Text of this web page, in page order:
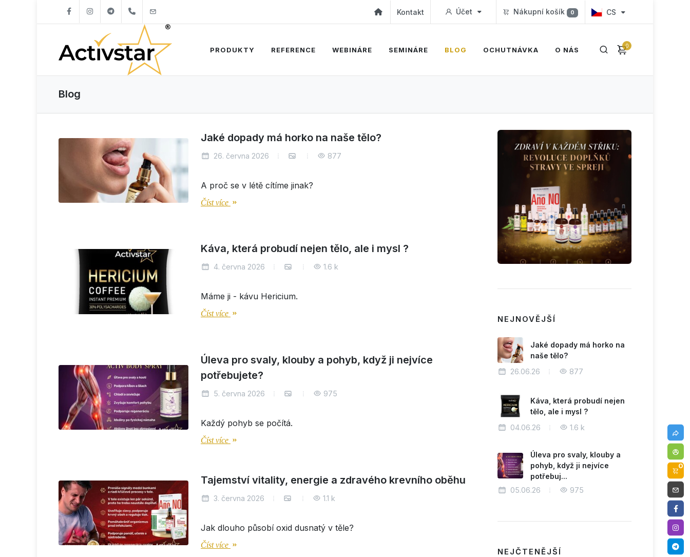
+421904262747 Kontakt Účet Nákupní košík 0 CS
0
PRODUKTY REFERENCE WEBINÁRE SEMINÁRE BLOG OCHUTNÁVKA O NÁS
Blog
Jaké dopady má horko na naše tělo?
26. června 2026 877
A proč se v létě cítíme jinak?
Číst více
Káva, která probudí nejen tělo, ale i mysl ?
4. června 2026 1.6 k
Máme ji - kávu Hericium.
Číst více
Úleva pro svaly, klouby a pohyb, když ji nejvíce
potřebujete?
5. června 2026 975
Každý pohyb se počítá.
Číst více
Tajemství vitality, energie a zdravého krevního oběhu
3. června 2026 1.1 k
Jak dlouho působí oxid dusnatý v těle?
Číst více
NEJNOVĚJŠÍ
Jaké dopady má horko na
naše tělo?
26.06.26
877
Káva, která probudí nejen
tělo, ale i mysl ?
04.06.26
1.6 k
Úleva pro svaly, klouby a
pohyb, když ji nejvíce
potřebuj...
05.06.26
975
NEJČTENĚJŠÍ
0